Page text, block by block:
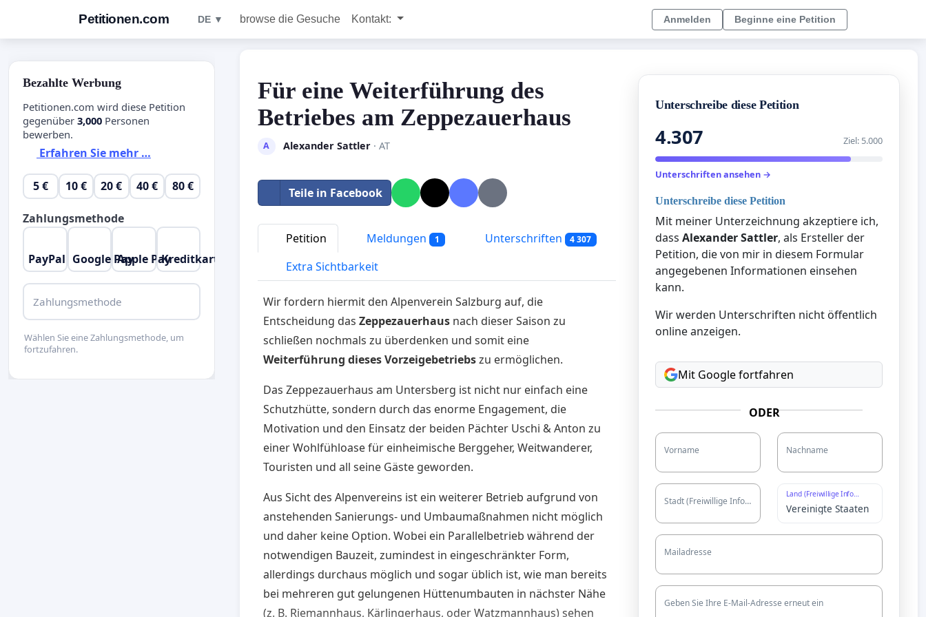
Petitionen.com DE ▼ browse die Gesuche Kontakt: Anmelden Beginne eine Petition
Für eine Weiterführung des
Betriebes am Zeppezauerhaus
A Alexander Sattler· AT
Teile in Facebook
Petition Meldungen 1 Unterschriften 4 307
Extra Sichtbarkeit
Wir fordern hiermit den Alpenverein Salzburg auf, die
Entscheidung das Zeppezauerhaus nach dieser Saison zu
schließen nochmals zu überdenken und somit eine
Weiterführung dieses Vorzeigebetriebszu ermöglichen.
Das Zeppezauerhaus am Untersberg ist nicht nur einfach eine
Schutzhütte, sondern durch das enorme Engagement, die
Motivation und den Einsatz der beiden Pächter Uschi & Anton zu
einer Wohlfühloase für einheimische Berggeher, Weitwanderer,
Touristen und all seine Gäste geworden.
Aus Sicht des Alpenvereins ist ein weiterer Betrieb aufgrund von
anstehenden Sanierungs- und Umbaumaßnahmen nicht möglich
und daher keine Option. Wobei ein Parallelbetrieb während der
notwendigen Bauzeit, zumindest in eingeschränkter Form,
allerdings durchaus möglich und sogar üblich ist, wie man bereits
bei mehreren gut gelungenen Hüttenumbauten in nächster Nähe
(z. B. Riemannhaus, Kärlingerhaus, oder Watzmannhaus) sehen
Unterschreibe diese Petition
4.307 Ziel: 5.000
Unterschriften ansehen →
Unterschreibe diese Petition
Mit meiner Unterzeichnung akzeptiere ich,
dass Alexander Sattler, als Ersteller der
Petition, die von mir in diesem Formular
angegebenen Informationen einsehen
kann.
Wir werden Unterschriften nicht öffentlich
online anzeigen.
Mit Google fortfahren
ODER
Vorname Nachname
Stadt (Freiwillige Information)
Land (Freiwillige Information)
Mailadresse
Geben Sie Ihre E-Mail-Adresse erneut ein
Bezahlte Werbung
Petitionen.com wird diese Petition
gegenüber 3,000 Personen
bewerben.
Erfahren Sie mehr …
5 € 10 € 20 € 40 € 80 €
Zahlungsmethode
PayPal Google PayApple PayKreditkarte
Zahlungsmethode
Wählen Sie eine Zahlungsmethode, um
fortzufahren.